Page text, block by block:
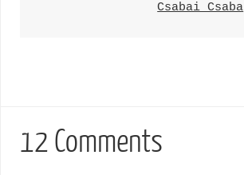
Csabai Csaba
12 Comments